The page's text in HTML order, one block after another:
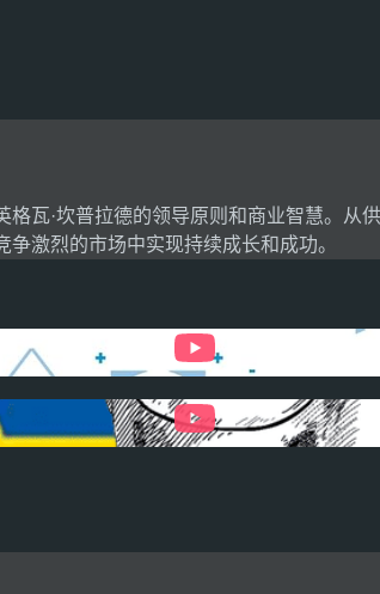
瓦·坎普拉德的领导原则和商业智慧。从
激烈的市场中实现持续成长和成功。